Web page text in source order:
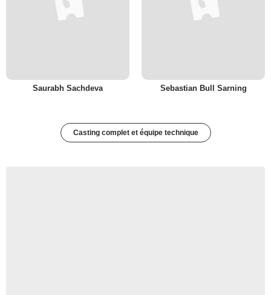
Saurabh Sachdeva Sebastian Bull Sarning
Casting complet et équipe technique